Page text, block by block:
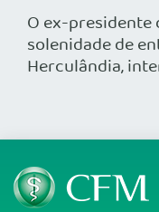
O ex-presidente
solenidade de
Herculândia,